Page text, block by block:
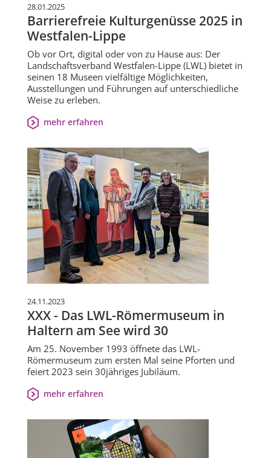
28.01.2025
Barrierefreie Kulturgenüsse 2025 in
Westfalen-Lippe
Ob vor Ort, digital oder von zu Hause aus: Der
Landschaftsverband Westfalen-Lippe (LWL) bietet in
seinen 18 Museen vielfältige Möglichkeiten,
Ausstellungen und Führungen auf unterschiedliche
Weise zu erleben.
mehr erfahren
24.11.2023
XXX - Das LWL-Römermuseum in
Haltern am See wird 30
Am 25. November 1993 öffnete das LWL-
Römermuseum zum ersten Mal seine Pforten und
feiert 2023 sein 30jähriges Jubiläum.
mehr erfahren